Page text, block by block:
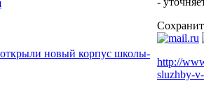
новый корпус школы-
http://
sluzhby-